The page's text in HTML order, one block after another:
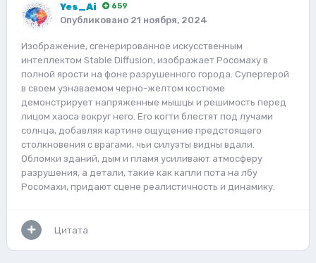
Yes_Ai 659
Опубликовано 21 ноября, 2024
Изображение, сгенерированное искусственным
интеллектом Stable Diffusion, изображает Росомаху в
полной ярости на фоне разрушенного города. Супергерой
в своем узнаваемом черно-желтом костюме
демонстрирует напряженные мышцы и решимость перед
лицом хаоса вокруг него. Его когти блестят под лучами
солнца, добавляя картине ощущение предстоящего
столкновения с врагами, чьи силуэты видны вдали.
Обломки зданий, дым и пламя усиливают атмосферу
разрушения, а детали, такие как капли пота на лбу
Росомахи, придают сцене реалистичность и динамику.
Цитата